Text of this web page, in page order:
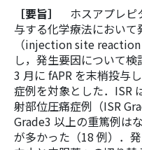
［要旨］
ホスアプレピ
与する化学療法におい
（injection site
し，発生要因について
3 月に fAPR を末梢投与
症例を対象とした．ISR
射部位圧痛症例（ISR
Grade3 以上の重篤例は
が多かった（18 例）．